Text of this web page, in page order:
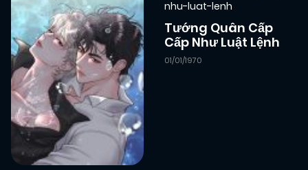
Tướng Quân Cấp
Cấp Như Luật Lệnh
01/01/1970